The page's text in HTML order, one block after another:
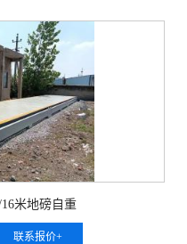
米地磅自重
联系报价+